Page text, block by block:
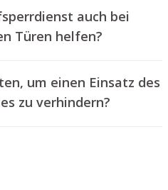
Türen helfen?
in der Regel nicht erfolgen,
Wir bauen Ihnen
ein, sodass die Eingangstür
Aufsperrdienstes zu verhindern?